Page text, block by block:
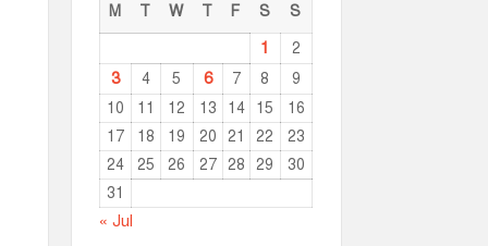
M T W T F S S
1 2
3 4 5 6 7 8
9
10
11 12 13 14 15
16
17
18 19 20 21 22
23
24
25 26 27 28 29
30
31
« Jul